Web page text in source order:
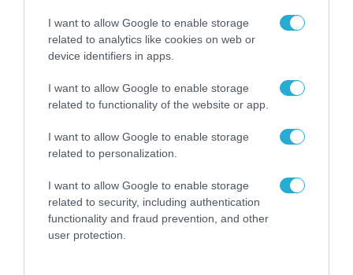
I want to allow Google to enable storage
related to analytics like cookies on web or
device identifiers in apps.
I want to allow Google to enable storage
related to functionality of the website or app.
I want to allow Google to enable storage
related to personalization.
I want to allow Google to enable storage
related to security, including authentication
functionality and fraud prevention, and other
user protection.